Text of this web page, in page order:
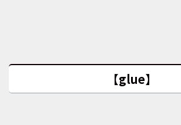
【glue】